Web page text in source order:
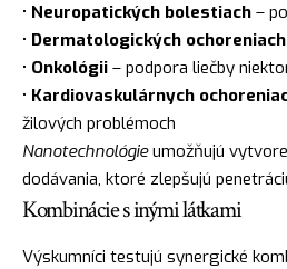
• Neuropatických bolestiach –
• Dermatologických ochoreniach
• Onkológii – podpora liečby
• Kardiovaskulárnych
žilových problémoch
Nanotechnológieumožňujú
dodávania, ktoré zlepšujú
Kombinácie s inými látkami
Výskumníci testujú synergické